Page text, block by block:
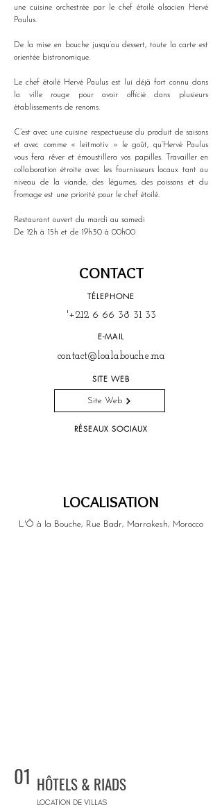
une cuisine orchestrée par le chef étoilé alsacien Hervé
Paulus.
De la mise en bouche jusqu’au dessert, toute la carte est
orientée bistronomique.
Le chef étoilé Hervé Paulus est lui déjà fort connu dans
la ville rouge pour avoir officié dans plusieurs
établissements de renoms.
C’est avec une cuisine respectueuse du produit de saisons
et avec comme « leitmotiv » le goût, qu’Hervé Paulus
vous fera rêver et émoustillera vos papilles. Travailler en
collaboration étroite avec les fournisseurs locaux tant au
niveau de la viande, des légumes, des poissons et du
fromage est une priorité pour le chef étoilé.
Restaurant ouvert du mardi au samedi
De 12h à 15h et de 19h30 à 00h00
TÉLEPHONE
'+212 6 66 38 31 33
E-MAIL
contact@loalabouche.ma
SITE WEB
Site Web
RÉSEAUX SOCIAUX
CONTACT
LOCALISATION
L'Ô à la Bouche, Rue Badr, Marrakesh, Morocco
01 HÔTELS & RIADS
LOCATION DE VILLAS